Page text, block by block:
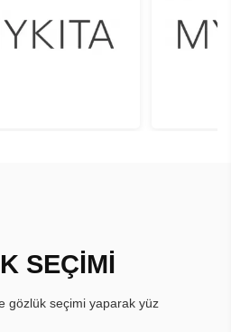
SEÇİMİ
gözlük seçimi yaparak yüz